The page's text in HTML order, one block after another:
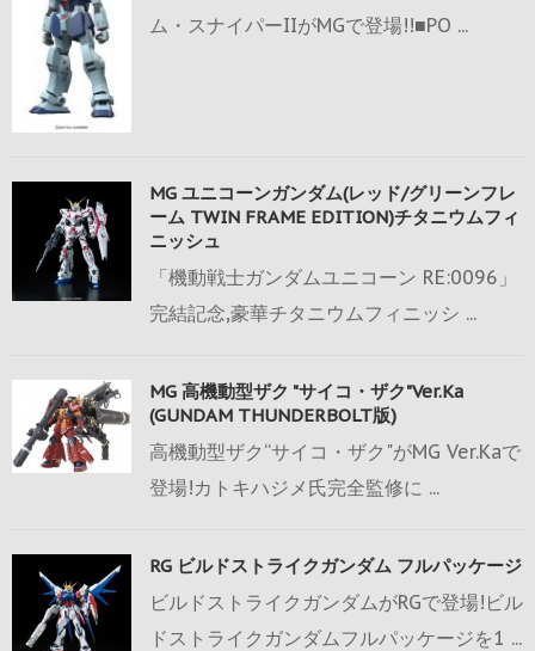
ム・スナイパーIIがMGで登場!!■PO ...
MG ユニコーンガンダム(レッド/グリーンフレ
ーム TWIN FRAME EDITION)チタニウムフィ
ニッシュ
「機動戦士ガンダムユニコーン RE:0096」
完結記念,豪華チタニウムフィニッシ ...
MG 高機動型ザク "サイコ・ザク"Ver.Ka
(GUNDAM THUNDERBOLT版)
高機動型ザク“サイコ・ザク"がMG Ver.Kaで
登場!カトキハジメ氏完全監修に ...
RG ビルドストライクガンダム フルパッケージ
ビルドストライクガンダムがRGで登場!ビル
ドストライクガンダムフルパッケージを1 ...